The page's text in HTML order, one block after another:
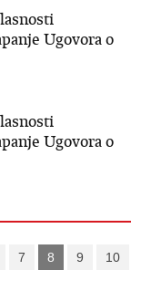
Ugovora o
Ugovora o
7 8 9
10